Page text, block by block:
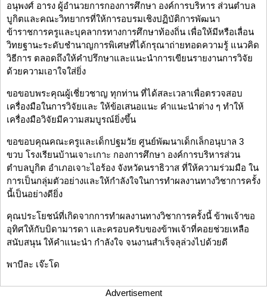
อนุพงศ์ อารง ผู้อำนวยการกองการศึกษา องค์การบริหาร ส่วนตำบล
บูกิตและคณะวิทยากรที่ให้การอบรมเชิงปฏิบัติการพัฒนา
ข้าราชการครูและบุคลากรทางการศึกษาท้องถิ่น เพื่อให้มีหรือเลื่อน
วิทยฐานะระดับชำนาญการพิเศษที่ได้กรุณาถ่ายทอดความรู้ แนวคิด
วิธีการ ตลอดถึงให้คำปรึกษาและแนะนำการเขียนรายงานการวิจัย
ด้วยความเอาใจใส่ยิ่ง
ขอขอบพระคุณผู้เชี่ยวชาญ ทุกท่าน ที่ได้สละเวลาเพื่อตรวจสอบ
เครื่องมือในการวิจัยและ ให้ข้อเสนอแนะ คำแนะนำต่าง ๆ ทำให้
เครื่องมือวิจัยมีความสมบูรณ์ยิ่งขึ้น
ขอขอบคุณคณะครูและเด็กปฐมวัย ศูนย์พัฒนาเด็กเล็กอนุบาล 3
ขวบ โรงเรียนบ้านเจาะเกาะ กองการศึกษา องค์การบริหารส่วน
ตำบลบูกิต อำเภอเจาะไอร้อง จังหวัดนราธิวาส ที่ให้ความร่วมมือ ใน
การเป็นกลุ่มตัวอย่างและให้กำลังใจในการทำผลงานทางวิชาการครั้ง
นี้เป็นอย่างดียิ่ง
คุณประโยชน์ที่เกิดจากการทำผลงานทางวิชาการครั้งนี้ ข้าพเจ้าขอ
อุทิศให้กับบิดามารดา และครอบครับของข้าพเจ้าที่คอยช่วยเหลือ
สนับสนุน ให้คำแนะนำ กำลังใจ จนงานสำเร็จลุล่วงไปด้วยดี
พาบีละ เจ๊ะโด
Advertisement